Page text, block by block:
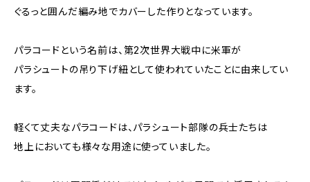
ぐるっと囲んだ編み地でカバーした作りとなっています。
パラコードという名前は、第2次世界大戦中に米軍が
パラシュートの吊り下げ紐として使われていたことに由来してい
ます。
軽くて丈夫なパラコードは、パラシュート部隊の兵士たちは
地上においても様々な用途に使っていました。